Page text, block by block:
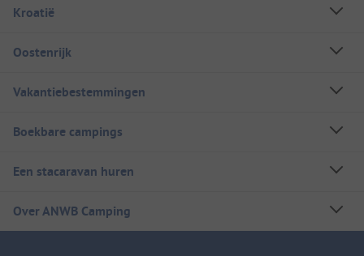
Kroatië
Oostenrijk
Vakantiebestemmingen
Boekbare campings
Een stacaravan huren
Over ANWB Camping